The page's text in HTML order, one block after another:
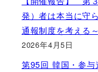
発）者は本当に守
通報制度を考える～
2026年4月5日
第95回 韓国・参